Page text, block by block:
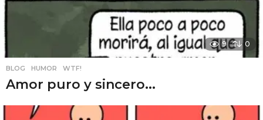
9 0
BLOG ,HUMOR ,WTF!
Amor puro y sincero...